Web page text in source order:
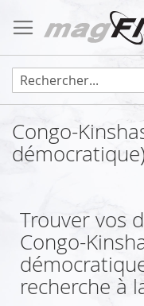
au
contenu
Congo-
démocratique)
Trouver vos
Congo-
recherche à